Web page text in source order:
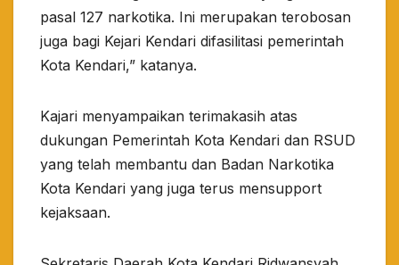
pasal 127 narkotika. Ini merupakan terobosan
juga bagi Kejari Kendari difasilitasi pemerintah
Kota Kendari,” katanya.
Kajari menyampaikan terimakasih atas
dukungan Pemerintah Kota Kendari dan RSUD
yang telah membantu dan Badan Narkotika
Kota Kendari yang juga terus mensupport
kejaksaan.